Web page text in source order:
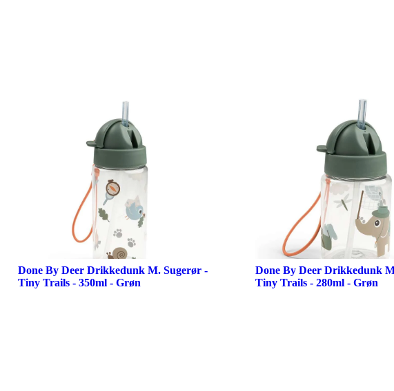
Done By Deer Drikkedunk M. Sugerør -
Tiny Trails - 350ml - Grøn
Done By Deer Drikkedunk
Tiny Trails - 280ml - Grøn